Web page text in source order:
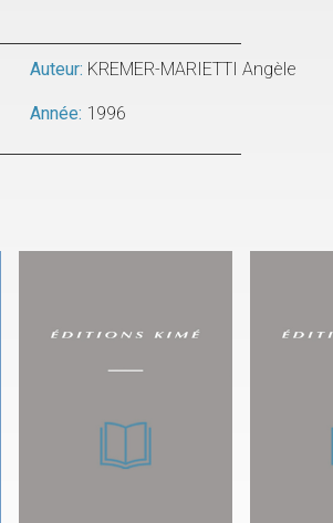
Auteur: KREMER-MARIETTI Angèle
Année: 1996